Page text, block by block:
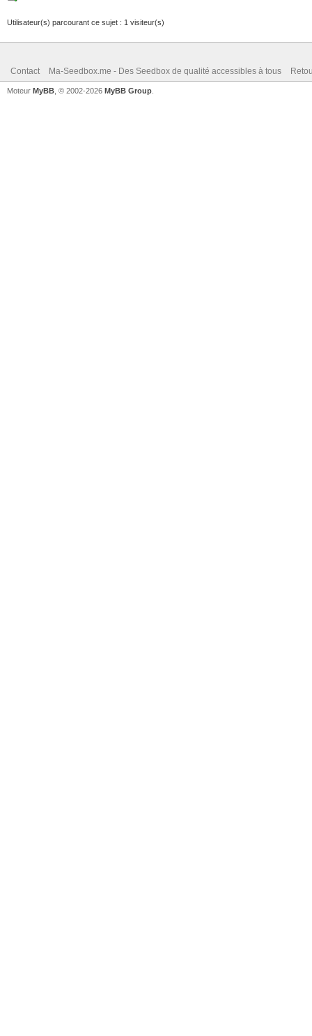
Utilisateur(s) parcourant ce sujet : 1 visiteur(s)
Contact Ma-Seedbox.me - Des Seedbox de qualité accessibles à tous
Moteur MyBB , © 2002-2026 MyBB Group